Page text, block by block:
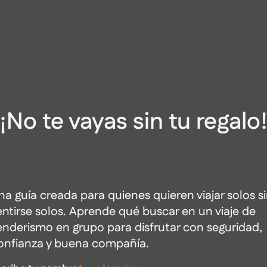
¡No te vayas sin tu regalo!
guía creada para quienes quieren viajar solos
solos. Aprende qué buscar en un viaje de
en grupo para disfrutar con seguridad,
y buena compañía.